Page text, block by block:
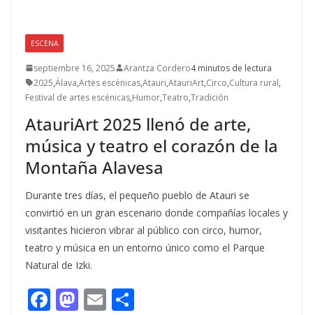
ESCENA
septiembre 16, 2025 Arantza Cordero4 minutos de lectura
2025,Álava,Artes escénicas,Atauri,AtauriArt,Circo,Cultura rural,
Festival de artes escénicas,Humor,Teatro,Tradición
AtauriArt 2025 llenó de arte,
música y teatro el corazón de la
Montaña Alavesa
Durante tres días, el pequeño pueblo de Atauri se
convirtió en un gran escenario donde compañías locales y
visitantes hicieron vibrar al público con circo, humor,
teatro y música en un entorno único como el Parque
Natural de Izki.
F M E